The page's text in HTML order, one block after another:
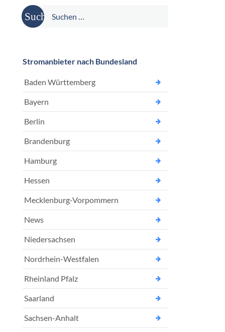
Suche
nach:
Stromanbieter nach Bundesland
Baden Württemberg
Bayern
Berlin
Brandenburg
Hamburg
Hessen
Mecklenburg-Vorpommern
News
Niedersachsen
Nordrhein-Westfalen
Rheinland Pfalz
Saarland
Sachsen-Anhalt